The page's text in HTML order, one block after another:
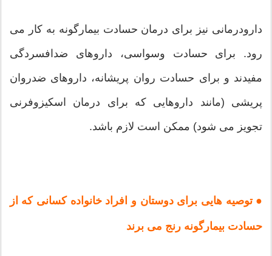
دارودرمانی نیز برای درمان حسادت بیمارگونه به کار می
رود. برای حسادت وسواسی، داروهای ضدافسردگی
مفیدند و برای حسادت روان پریشانه، داروهای ضدروان
پریشی (مانند داروهایی که برای درمان اسکیزوفرنی
تجویز می شود) ممکن است لازم باشد.
● توصیه هایی برای دوستان و افراد خانواده کسانی که از
حسادت بیمارگونه رنج می برند